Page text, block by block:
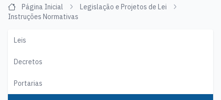
Página Inicial
Legislação e Projetos de Lei
Instruções Normativas
Leis
Decretos
Portarias